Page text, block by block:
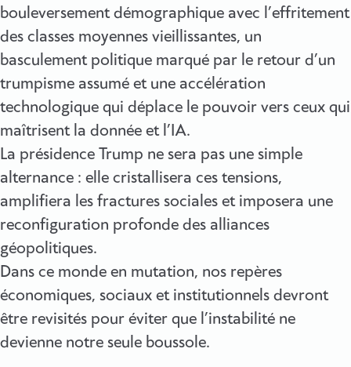
bouleversement démographique avec l’effritement
des classes moyennes vieillissantes, un
basculement politique marqué par le retour d’un
trumpisme assumé et une accélération
technologique qui déplace le pouvoir vers ceux qui
maîtrisent la donnée et l’IA.
La présidence Trump ne sera pas une simple
alternance : elle cristallisera ces tensions,
amplifiera les fractures sociales et imposera une
reconfiguration profonde des alliances
géopolitiques.
Dans ce monde en mutation, nos repères
économiques, sociaux et institutionnels devront
être revisités pour éviter que l’instabilité ne
devienne notre seule boussole.